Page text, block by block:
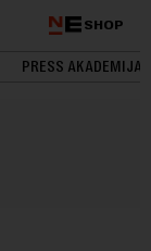
SHOP
PRESS AKADEMIJA